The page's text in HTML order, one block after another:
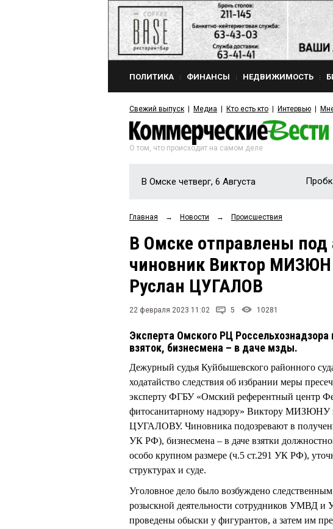
ПОЛИТИКА ФИНАНСЫ НЕДВИЖИМОСТЬ
Свежий выпуск Медиа Кто есть кто Интервью
О том, что происходит на самом деле
В Омске четверг, 6 Августа
Главная → Новости → Происшествия
В Омске отправлены
чиновник Виктор МИЗЮН
Руслан ЦУГАЛОВ
22 февраля 2023 11:02 5 10281
Эксперта Омского РЦ
взяток, бизнесмена – в даче мзды.
Дежурный судья Куйбышевского районного
ходатайство следствия об избрании меры
эксперту ФГБУ «Омский референтный центр
фитосанитарному надзору» Виктору МИЗЮНУ
ЦУГАЛОВУ. Чиновника подозревают в
УК РФ), бизнесмена – в даче взятки
особо крупном размере (ч.5 ст.291 УК РФ),
структурах и суде.
Уголовное дело было возбуждено
розыскной деятельности сотрудников УМВД
проведены обыски у фигурантов, а затем им